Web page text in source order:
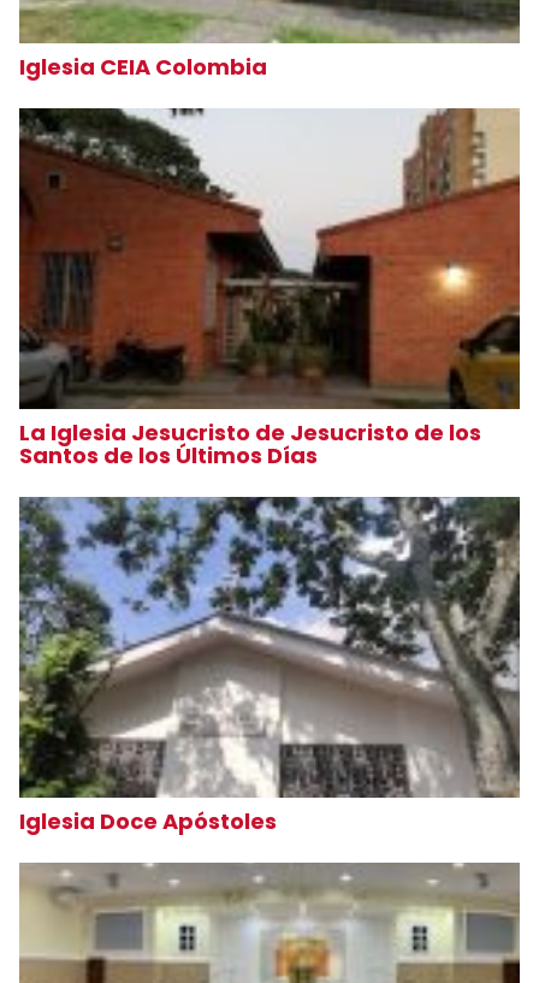
Iglesia CEIA Colombia
La Iglesia Jesucristo de Jesucristo de los
Santos de los Últimos Días
Iglesia Doce Apóstoles